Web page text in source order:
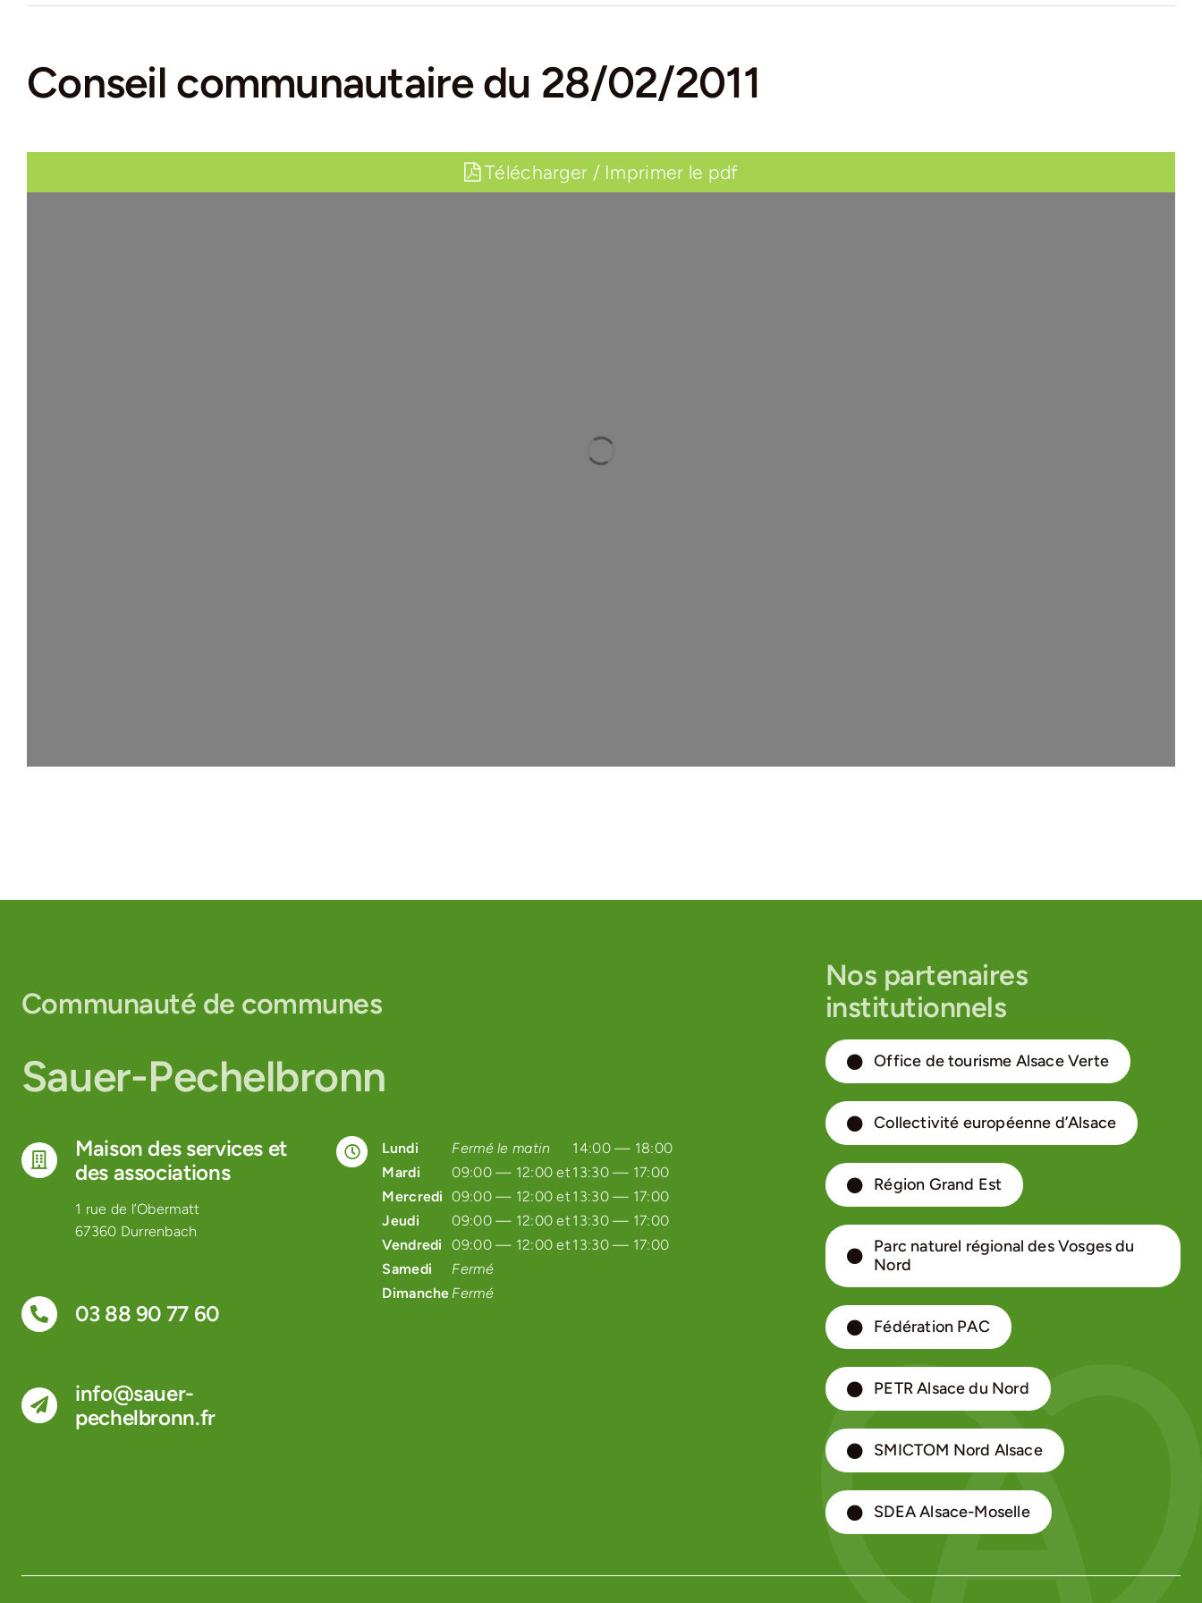
Conseil communautaire du 28/02/2011
Télécharger / Imprimer le pdf
Communauté de communes
Sauer-Pechelbronn
Maison des services et
des associations
1 rue de l’Obermatt
67360 Durrenbach
03 88 90 77 60
info@sauer-
pechelbronn.fr
Lundi Fermé le matin
14:00 — 18:00
Mardi
09:00 — 12:00 et13:30 — 17:00
Mercredi 09:00 — 12:00 et13:30 — 17:00
Jeudi
09:00 — 12:00 et13:30 — 17:00
Vendredi
09:00 — 12:00 et13:30 — 17:00
Samedi
Fermé
Dimanche Fermé
Nos partenaires
institutionnels
Office de tourisme Alsace Verte
Collectivité européenne d’Alsace
Région Grand Est
Parc naturel régional des Vosges du
Nord
Fédération PAC
PETR Alsace du Nord
SMICTOM Nord Alsace
SDEA Alsace-Moselle